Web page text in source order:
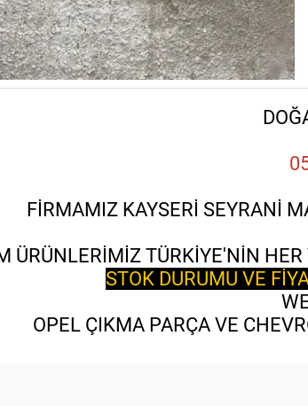
FİRMAMIZ KAYSERİ SEYRANİ
ÜRÜNLERİMİZ TÜRKİYE'NİN
STOK DURUMU VE
OPEL ÇIKMA PARÇA VE